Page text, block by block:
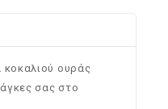
κοκαλιού ουράς
σας στο